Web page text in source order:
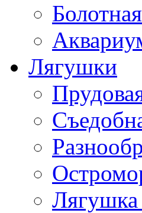
Лягушки
Лягушка